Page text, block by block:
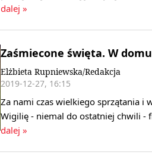
dalej »
Zaśmiecone święta. W
Elżbieta Rupniewska/Redakcja
2019-12-27, 16:15
Za nami czas wielkiego sprzątania i
Wigilię - niemal do ostatniej chwili -
dalej »